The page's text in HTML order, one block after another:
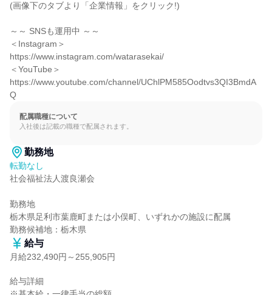
(画像下のタブより「企業情報」をクリック!)
～～ SNSも運用中 ～～
＜Instagram＞
https://www.instagram.com/watarasekai/
＜YouTube＞
https://www.youtube.com/channel/UChlPM585Oodtvs3QI3BmdA
Q
配属職種について
入社後は記載の職種で配属されます。
勤務地
転勤なし
社会福祉法人渡良瀬会
勤務地
栃木県足利市葉鹿町または小俣町、いずれかの施設に配属
勤務候補地：栃木県
給与
月給232,490円～255,905円
給与詳細